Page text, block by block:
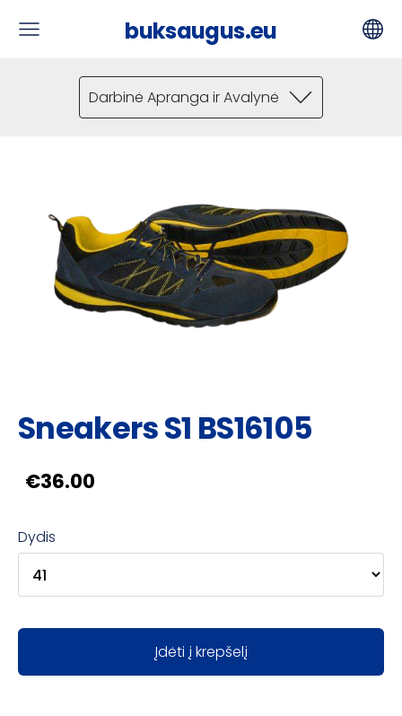
buksaugus.eu
Darbinė Apranga ir Avalynė
Sneakers S1 BS16105
€36.00
Dydis
Įdėti į krepšelį